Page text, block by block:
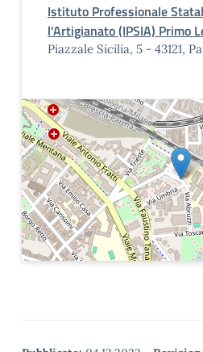
Istituto Professionale
l'Artigianato (IPSIA) Primo
Piazzale Sicilia, 5 - 43121,